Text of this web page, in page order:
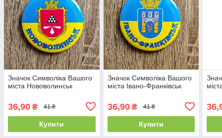
Значок Символіка Вашого
міста Нововолинськ
36,90 ₴ 41 ₴
Купити
Значок Символіка Вашого
міста Івано-Франківськ
36,90₴ 41 ₴
Купити